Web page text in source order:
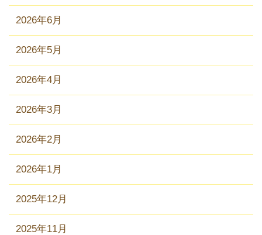
2026年6月
2026年5月
2026年4月
2026年3月
2026年2月
2026年1月
2025年12月
2025年11月